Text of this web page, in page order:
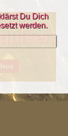
Du Dich
werden.